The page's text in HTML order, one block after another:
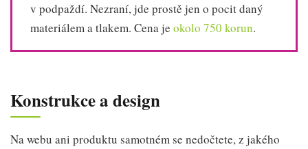
v podpaždí. Nezraní, jde prostě jen o pocit daný
materiálem a tlakem. Cena je okolo 750 korun.
Konstrukce a design
Na webu ani produktu samotném se nedočtete, z jakého